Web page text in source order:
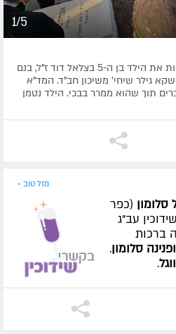
1/5
קהילת חב"ד בלוד ליוותה למנוחות את הילד בן ה-5 בצלאל דוד ז"ל, בנם
גילר שיחי' משיכון חב"ד. המד"א
תוך שהוא ממרר בבכי. הילד נטמן
מזל טוב »
סלומון (כפר
עב"ג
ברכות
סלומון.
.